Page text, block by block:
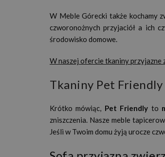
W Meble Górecki także kochamy
czworonożnych przyjaciół a ich
środowisko domowe.
W naszej ofercie tkaniny przyjazne
Tkaniny Pet
Krótko mówiąc, Pet Friendly to
zniszczenia. Nasze meble
Jeśli w Twoim domu żyją urocze